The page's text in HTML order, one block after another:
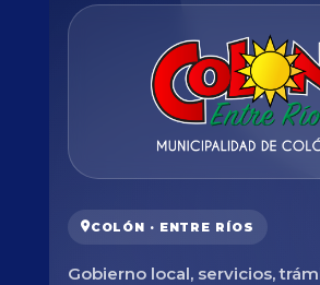
COLÓN · ENTRE RÍOS
Gobierno local, servicios,